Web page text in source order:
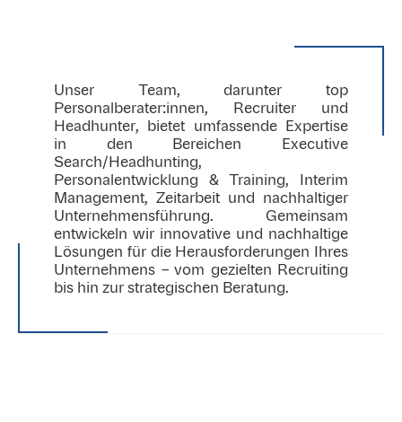
Unser Team, darunter top
Personalberater:innen, Recruiter und
Headhunter, bietet umfassende Expertise
in den Bereichen Executive
Search/Headhunting,
Personalentwicklung & Training, Interim
Management, Zeitarbeit und nachhaltiger
Unternehmensführung. Gemeinsam
entwickeln wir innovative und nachhaltige
Lösungen für die Herausforderungen Ihres
Unternehmens – vom gezielten Recruiting
bis hin zur strategischen Beratung.